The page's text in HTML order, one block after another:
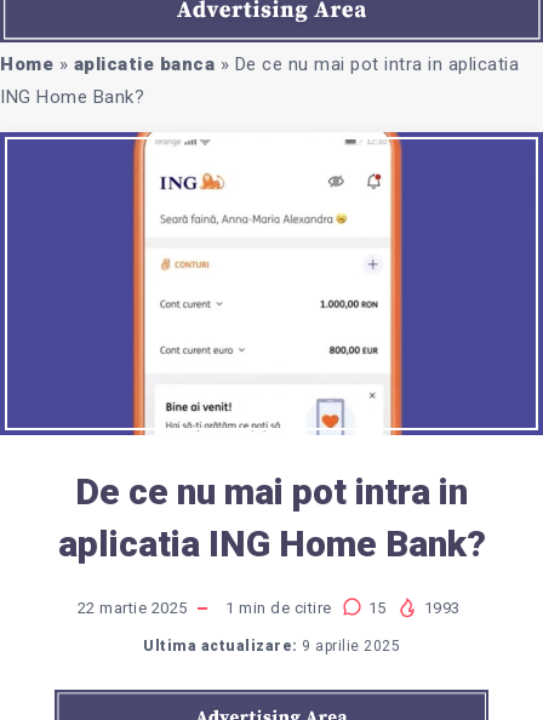
Home » aplicatie banca » De ce nu mai pot intra in aplicatia
ING Home Bank?
De ce nu mai pot intra in
aplicatia ING Home Bank?
22 martie 2025 1 min de citire 15 1993
Ultima actualizare: 9 aprilie 2025